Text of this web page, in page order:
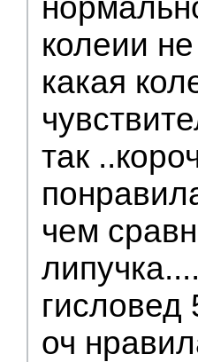
колеии
какая
так
чем
гисловед
оч